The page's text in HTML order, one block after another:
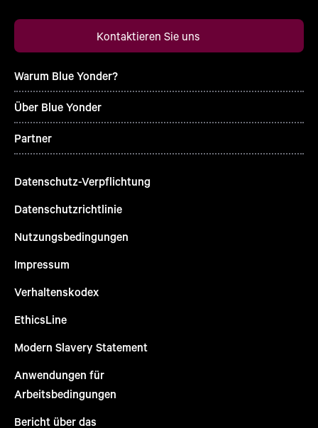
Kontaktieren Sie uns
Warum Blue Yonder?
Über Blue Yonder
Partner
Datenschutz-Verpflichtung
Datenschutzrichtlinie
Nutzungsbedingungen
Impressum
Verhaltenskodex
EthicsLine
Modern Slavery Statement
Anwendungen für
Arbeitsbedingungen
Bericht über das